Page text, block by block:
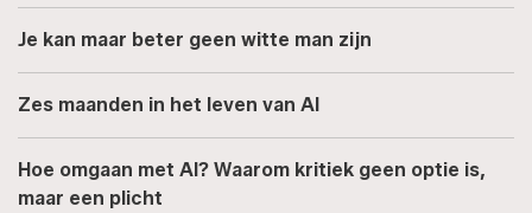
Je kan maar beter geen witte man zijn
Zes maanden in het leven van AI
Hoe omgaan met AI? Waarom kritiek geen optie is,
maar een plicht